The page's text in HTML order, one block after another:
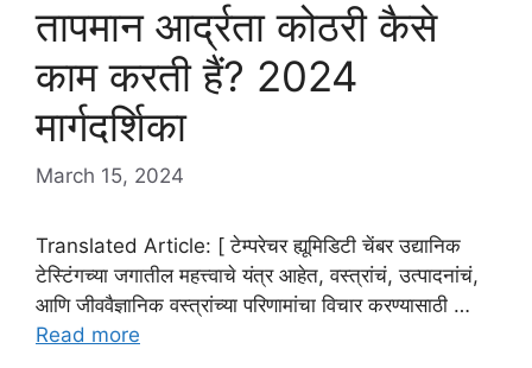
तापमान आर्द्रता कोठरी कैसे
काम करती हैं? 2024
मार्गदर्शिका
March 15, 2024
Translated Article: [ टेम्परेचर ह्यूमिडिटी चेंबर उद्यानिक
टेस्टिंगच्या जगातील महत्त्वाचे यंत्र आहेत, वस्त्रांचं, उत्पादनांचं,
आणि जीववैज्ञानिक वस्त्रांच्या परिणामांचा विचार करण्यासाठी …
Read more